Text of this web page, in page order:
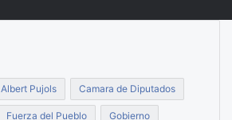
Albert Pujols Camara de Diputados
Fuerza del Pueblo Gobierno